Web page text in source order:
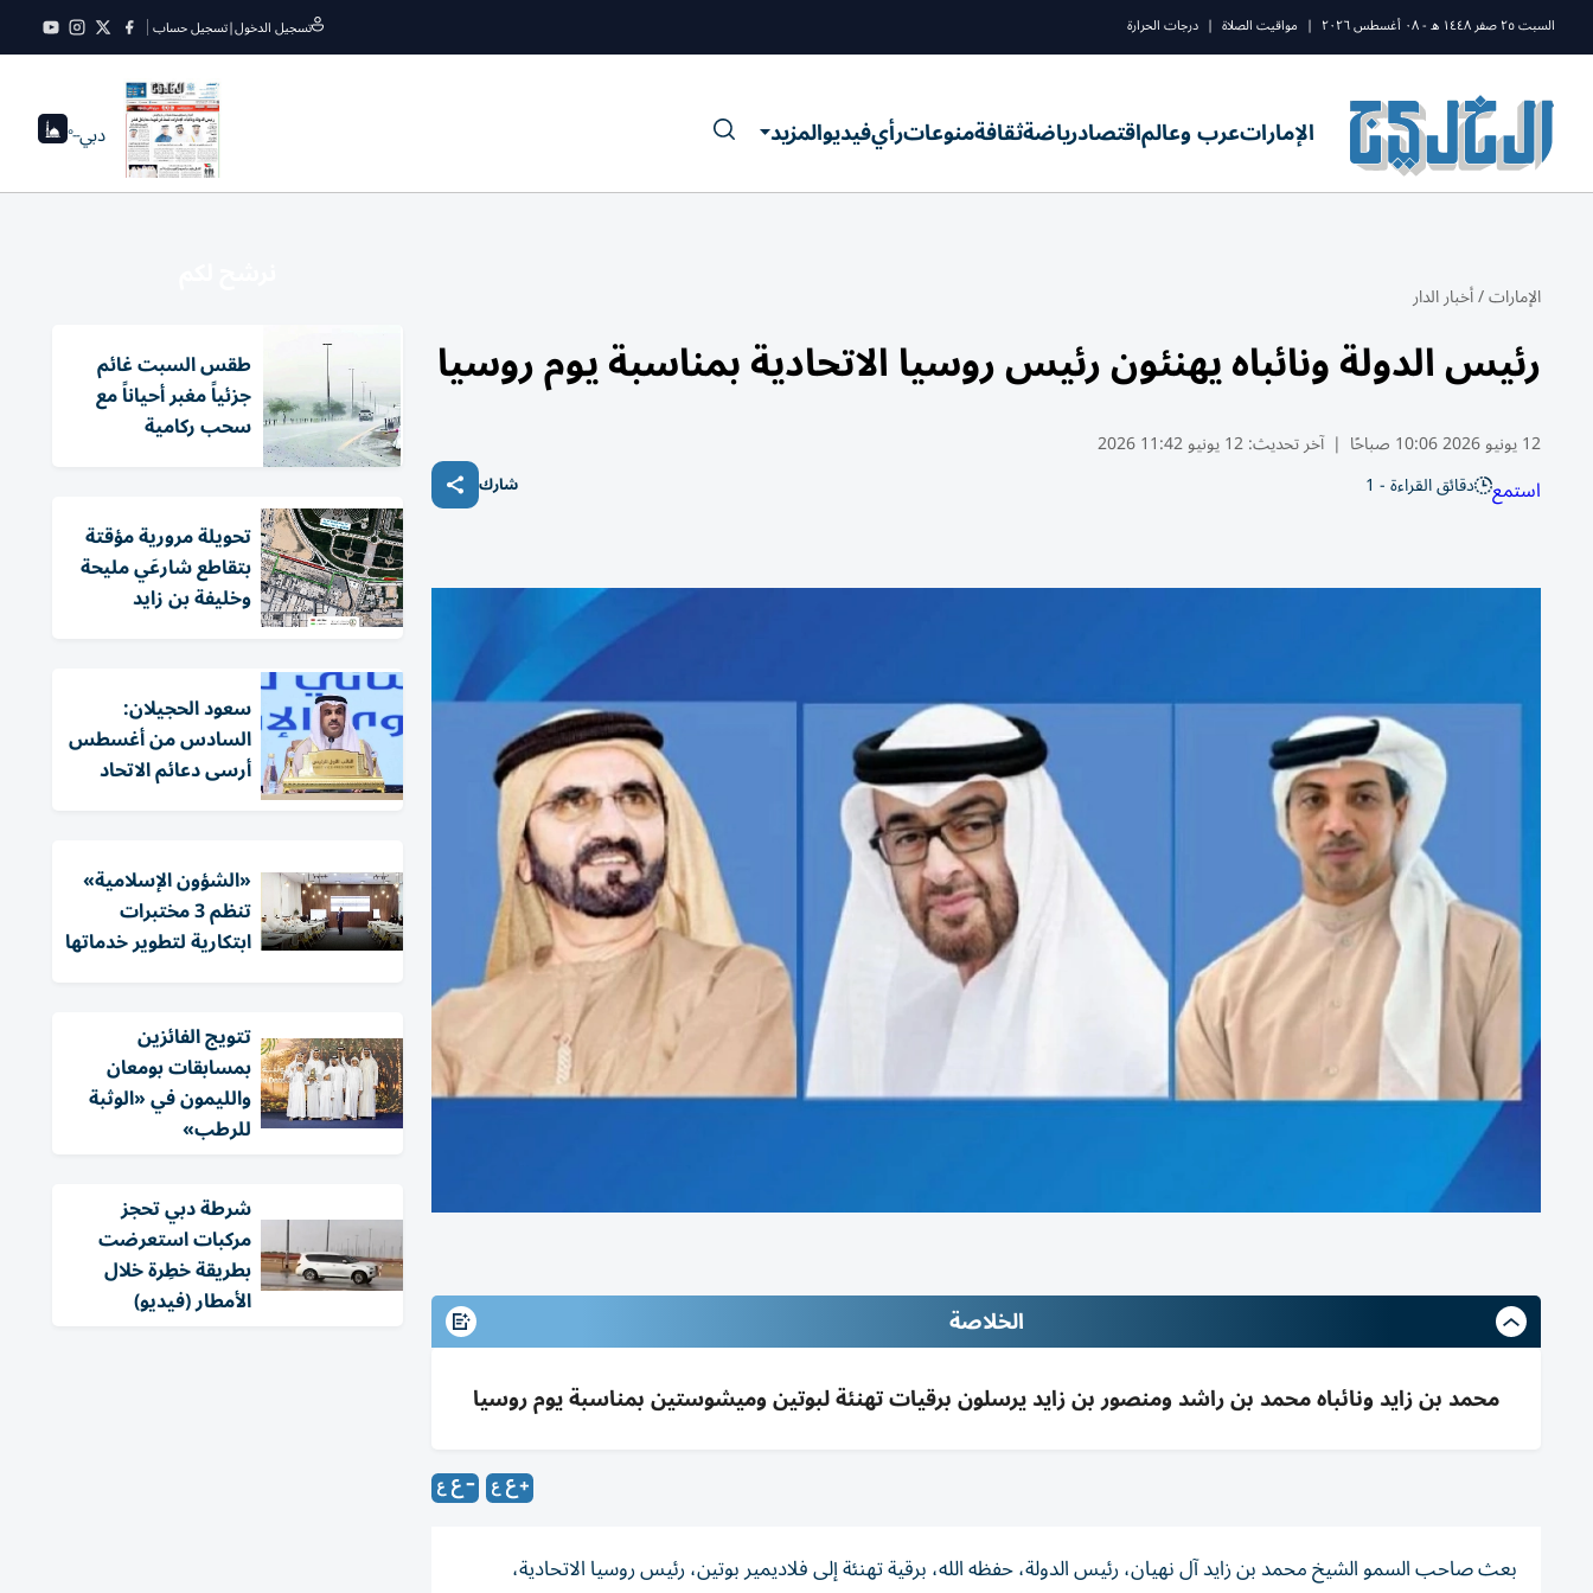
السبت ٢٥ صفر ١٤٤٨ ه - ٠٨ أغسطس ٢٠٢٦ | مواقيت الصلاة | درجات الحرارة تسجيل الدخول|تسجيل حساب
الإماراتعرب وعالماقتصادرياضةثقافةمنوعاترأيفيديوالمزيد دبي--°
الإمارات/أخبار الدار
رئيس الدولة ونائباه يهنئون رئيس روسيا الاتحادية بمناسبة يوم روسيا
12 يونيو 2026 10:06 صباحًا | آخر تحديث:12 يونيو 11:42 2026
استمع دقائق القراءة - 1 شارك
الخلاصة
محمد بن زايد ونائباه محمد بن راشد ومنصور بن زايد يرسلون برقيات تهنئة لبوتين وميشوستين بمناسبة يوم روسيا
بعث صاحب السمو الشيخ محمد بن زايد آل نهيان، رئيس الدولة، حفظه الله، برقية تهنئة إلى فلاديمير بوتين، رئيس روسيا الاتحادية،
طقس السبت غائم
جزئياً مغبر أحياناً مع
سحب ركامية
تحويلة مرورية مؤقتة
بتقاطع شارعَي مليحة
وخليفة بن زايد
سعود الحجيلان:
السادس من أغسطس
أرسى دعائم الاتحاد
«الشؤون الإسلامية»
تنظم 3 مختبرات
ابتكارية لتطوير خدماتها
تتويج الفائزين
بمسابقات بومعان
والليمون في «الوثبة
للرطب»
شرطة دبي تحجز
مركبات استعرضت
بطريقة خطِرة خلال
الأمطار (فيديو)